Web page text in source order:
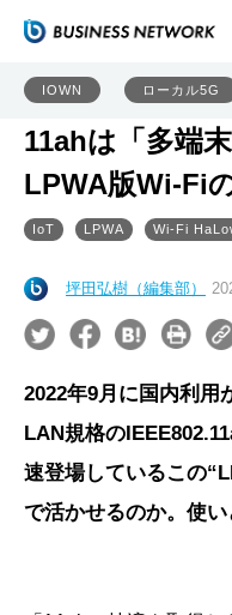
IOWN ローカル5G
11ahは「多端
LPWA版Wi-Fi
IoT LPWA Wi-Fi
坪田弘樹（編集部）
2022年9月に国内利用
LAN規格の
速登場しているこの
で活かせるのか。使い